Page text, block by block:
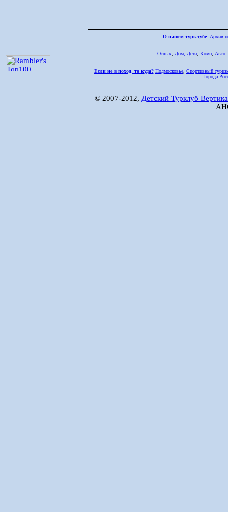
О нашем турклубе: Архив
Отдых, Дом, Дети, Комп, Авто,
Если не в поход, то куда? Подмосковье, Спортивный
Города
© 2007-2012, Детский Турклуб